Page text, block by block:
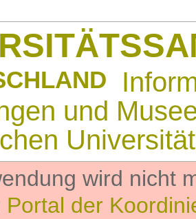
und
wird nicht
Portal der